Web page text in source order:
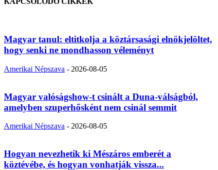
Magyar tanul: eltitkolja a köztársasági elnökjelöltet,
hogy senki ne mondhasson véleményt
Amerikai Népszava - 2026-08-05
Magyar valóságshow-t csinált a Duna-válságból,
amelyben szuperhősként nem csinál semmit
Amerikai Népszava - 2026-08-05
Hogyan nevezhetik ki Mészáros emberét a
köztévébe, és hogyan vonhatják vissza...